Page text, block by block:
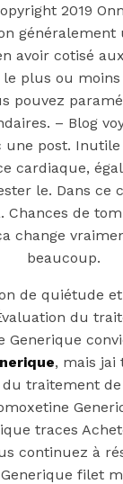
2019
avoir cotisé
le plus ou
pouvez
– Blog
post.
cardiaque,
le. Dans
de
change
beaucoup.
de quiétude
du
Generique
, mais jai
du traitement
traces
continuez à
filet
Bon Marché –
Pas Cher